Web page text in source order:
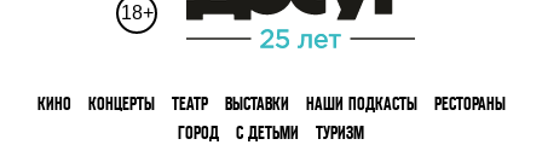
18+
КИНО КОНЦЕРТЫ ТЕАТР ВЫСТАВКИ НАШИ ПОДКАСТЫ
РЕСТОРАНЫ
ГОРОД
С ДЕТЬМИ ТУРИЗМ